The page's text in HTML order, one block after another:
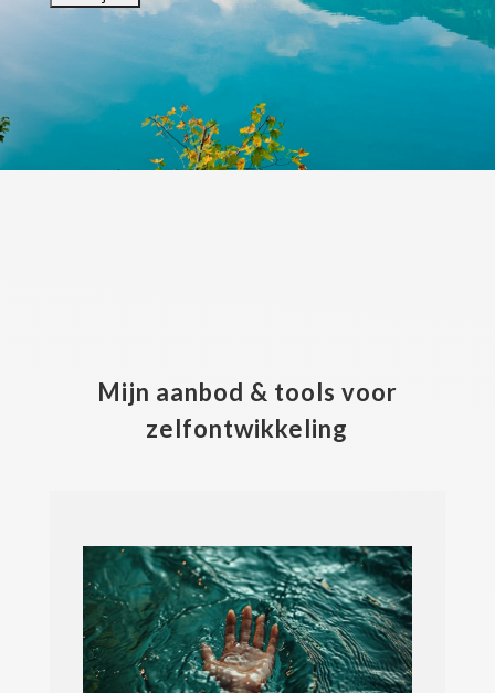
Mijn aanbod & tools voor
zelfontwikkeling